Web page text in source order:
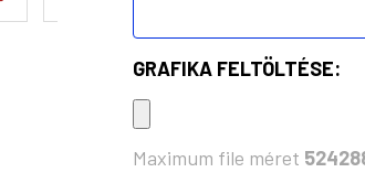
GRAFIKA FELTÖLTÉSE:
Maximum file méret